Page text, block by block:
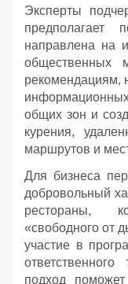
Эксперты
предполагает
направлена на
общественных
рекомендациям,
информационных
общих зон и
курения,
маршрутов и
Для бизнеса
добровольный
рестораны,
«свободного от
участие в
подход